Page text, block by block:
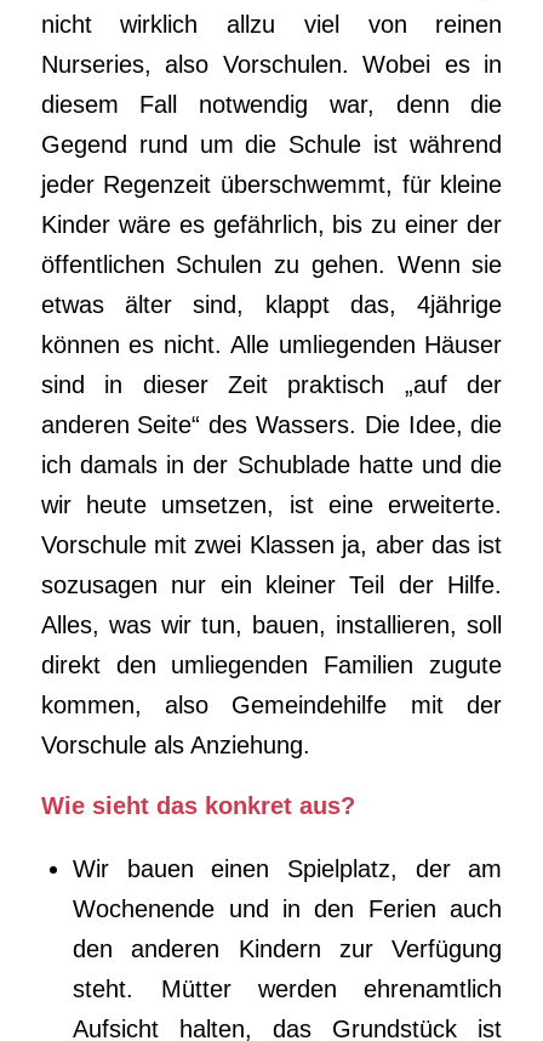
nicht wirklich allzu viel von reinen
Nurseries, also Vorschulen. Wobei es in
diesem Fall notwendig war, denn die
Gegend rund um die Schule ist während
jeder Regenzeit überschwemmt, für kleine
Kinder wäre es gefährlich, bis zu einer der
öffentlichen Schulen zu gehen. Wenn sie
etwas älter sind, klappt das, 4jährige
können es nicht. Alle umliegenden Häuser
sind in dieser Zeit praktisch „auf der
anderen Seite“ des Wassers. Die Idee, die
ich damals in der Schublade hatte und die
wir heute umsetzen, ist eine erweiterte.
Vorschule mit zwei Klassen ja, aber das ist
sozusagen nur ein kleiner Teil der Hilfe.
Alles, was wir tun, bauen, installieren, soll
direkt den umliegenden Familien zugute
kommen, also Gemeindehilfe mit der
Vorschule als Anziehung.
Wie sieht das konkret aus?
Wir bauen einen Spielplatz, der am
Wochenende und in den Ferien auch
den anderen Kindern zur Verfügung
steht. Mütter werden ehrenamtlich
Aufsicht halten, das Grundstück ist